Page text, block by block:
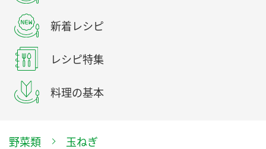
新着レシピ
レシピ特集
料理の基本
野菜類 玉ねぎ